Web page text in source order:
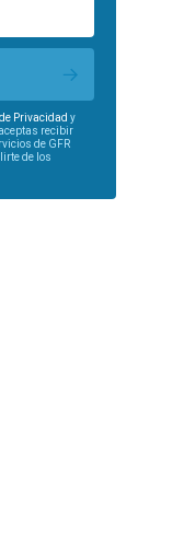
Privacidad y
recibir
de GFR
de los